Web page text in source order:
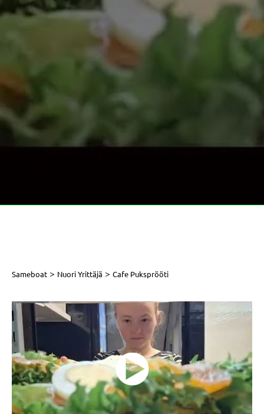
Sameboat > Nuori Yrittäjä > Cafe Puksprööti